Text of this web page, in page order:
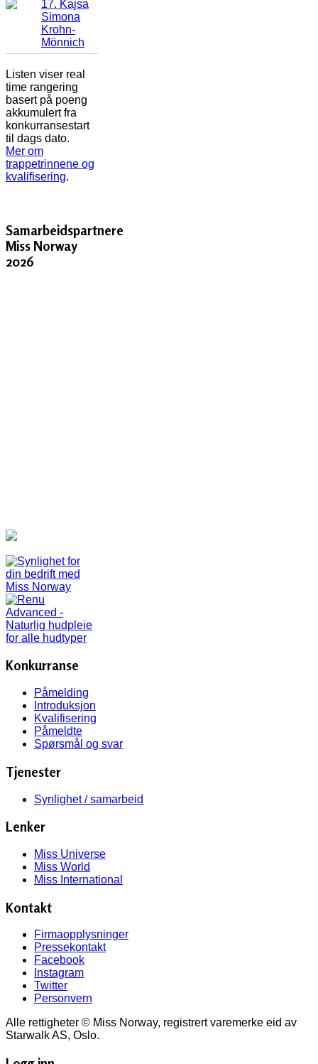
17. Kajsa
Simona
Krohn-
Mönnich
Listen viser real
time rangering
basert på poeng
akkumulert fra
konkurransestart
til dags dato.
Mer om
trappetrinnene og
kvalifisering.
Samarbeidspartnere
Miss Norway
2026
Konkurranse
Påmelding
Introduksjon
Kvalifisering
Påmeldte
Spørsmål og svar
Tjenester
Synlighet / samarbeid
Lenker
Miss Universe
Miss World
Miss International
Kontakt
Firmaopplysninger
Pressekontakt
Facebook
Instagram
Twitter
Personvern
Alle rettigheter © Miss Norway, registrert varemerke eid av
Starwalk AS, Oslo.